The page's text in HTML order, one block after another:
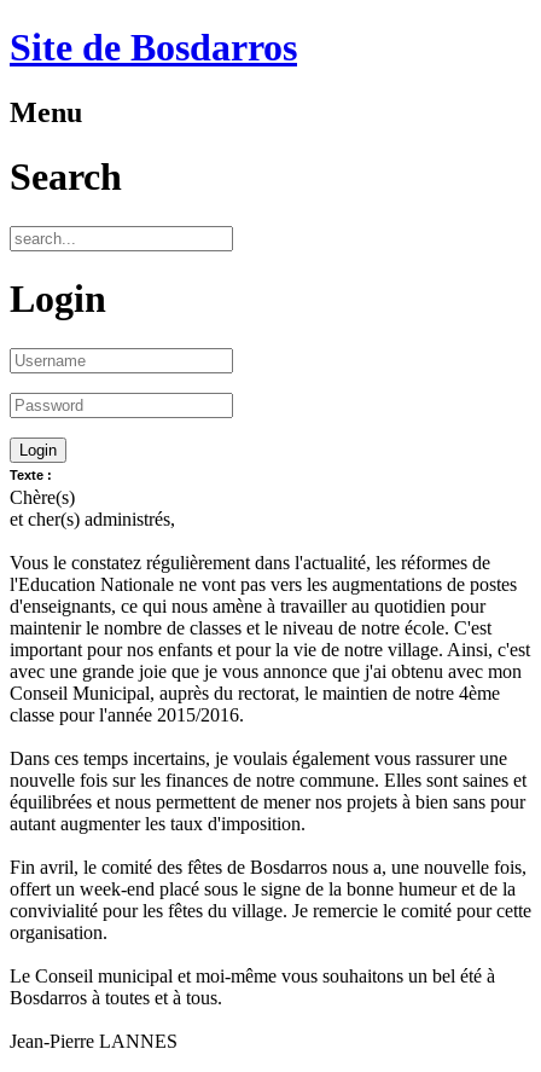
Site de Bosdarros
Menu
Search
Login
Texte :
Chère(s)
et cher(s) administrés,
Vous le constatez régulièrement dans l'actualité, les réformes de
l'Education Nationale ne vont pas vers les augmentations de postes
d'enseignants, ce qui nous amène à travailler au quotidien pour
maintenir le nombre de classes et le niveau de notre école. C'est
important pour nos enfants et pour la vie de notre village. Ainsi, c'est
avec une grande joie que je vous annonce que j'ai obtenu avec mon
Conseil Municipal, auprès du rectorat, le maintien de notre 4ème
classe pour l'année 2015/2016.
Dans ces temps incertains, je voulais également vous rassurer une
nouvelle fois sur les finances de notre commune. Elles sont saines et
équilibrées et nous permettent de mener nos projets à bien sans pour
autant augmenter les taux d'imposition.
Fin avril, le comité des fêtes de Bosdarros nous a, une nouvelle fois,
offert un week-end placé sous le signe de la bonne humeur et de la
convivialité pour les fêtes du village. Je remercie le comité pour cette
organisation.
Le Conseil municipal et moi-même vous souhaitons un bel été à
Bosdarros à toutes et à tous.
Jean-Pierre LANNES